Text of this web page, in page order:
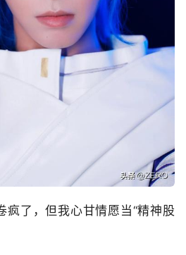
疯了，但我心甘情愿当“精神股